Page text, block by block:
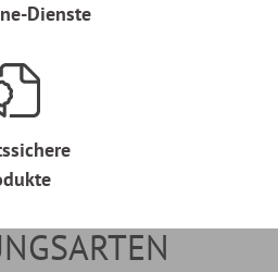
Dienste